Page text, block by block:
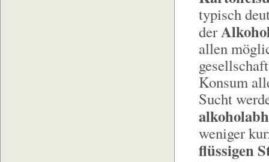
typisch
der
allen
Konsum
Sucht
weniger
flüssigen